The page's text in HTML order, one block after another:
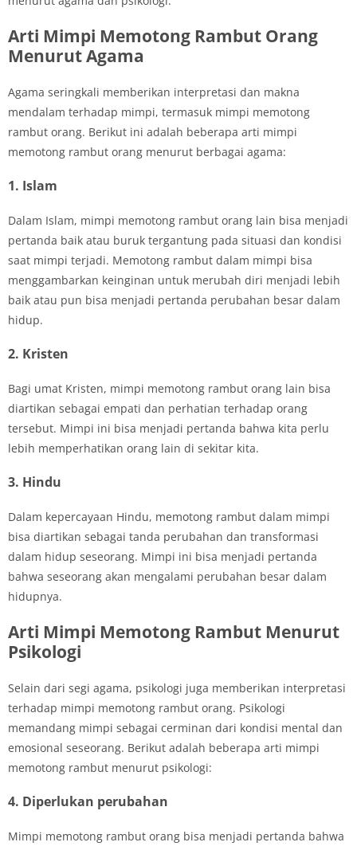
Arti Mimpi Memotong Rambut Orang
Menurut Agama
Agama seringkali memberikan interpretasi dan makna
mendalam terhadap mimpi, termasuk mimpi memotong
rambut orang. Berikut ini adalah beberapa arti mimpi
memotong rambut orang menurut berbagai agama:
1. Islam
Dalam Islam, mimpi memotong rambut orang lain bisa menjadi
pertanda baik atau buruk tergantung pada situasi dan kondisi
saat mimpi terjadi. Memotong rambut dalam mimpi bisa
menggambarkan keinginan untuk merubah diri menjadi lebih
baik atau pun bisa menjadi pertanda perubahan besar dalam
hidup.
2. Kristen
Bagi umat Kristen, mimpi memotong rambut orang lain bisa
diartikan sebagai empati dan perhatian terhadap orang
tersebut. Mimpi ini bisa menjadi pertanda bahwa kita perlu
lebih memperhatikan orang lain di sekitar kita.
3. Hindu
Dalam kepercayaan Hindu, memotong rambut dalam mimpi
bisa diartikan sebagai tanda perubahan dan transformasi
dalam hidup seseorang. Mimpi ini bisa menjadi pertanda
bahwa seseorang akan mengalami perubahan besar dalam
hidupnya.
Arti Mimpi Memotong Rambut Menurut
Psikologi
Selain dari segi agama, psikologi juga memberikan interpretasi
terhadap mimpi memotong rambut orang. Psikologi
memandang mimpi sebagai cerminan dari kondisi mental dan
emosional seseorang. Berikut adalah beberapa arti mimpi
memotong rambut menurut psikologi:
4. Diperlukan perubahan
Mimpi memotong rambut orang bisa menjadi pertanda bahwa